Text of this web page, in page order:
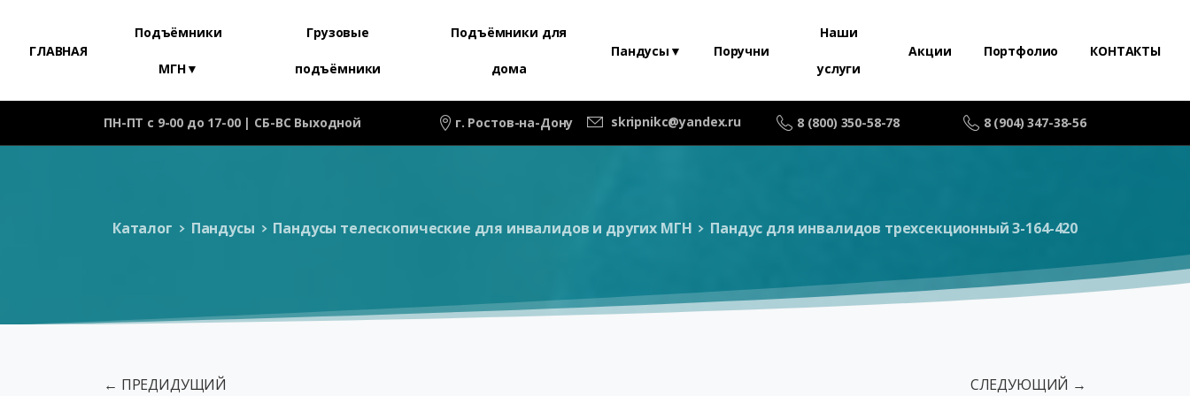
ГЛАВНАЯ
Подъёмники
МГН▼
Грузовые
подъёмники
Подъёмники для
дома
Пандусы▼ Поручни
Наши
услуги
Акции Портфолио КОНТАКТЫ
ПН-ПТ с 9-00 до 17-00 | СБ-ВС Выходной г. Ростов-на-Дону skripnikc@yandex.ru 8 (800) 350-58-78 8 (904) 347-38-56
Каталог Пандусы Пандусы телескопические для инвалидов и других МГН Пандус для инвалидов трехсекционный 3-164-420
← ПРЕДИДУЩИЙ СЛЕДУЮЩИЙ →